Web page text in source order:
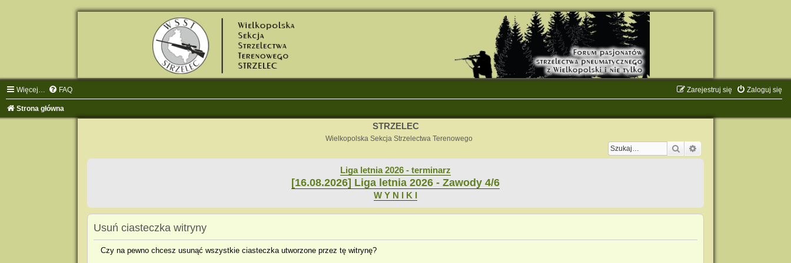
Więcej… FAQ Zaloguj się
Zarejestruj się
Strona główna
STRZELEC
Wielkopolska Sekcja Strzelectwa Terenowego
Szukaj
Liga letnia 2026 - terminarz
[16.08.2026] Liga letnia 2026 - Zawody 4/6
W Y N I K I
Usuń ciasteczka witryny
Czy na pewno chcesz usunąć wszystkie ciasteczka utworzone przez tę witrynę?